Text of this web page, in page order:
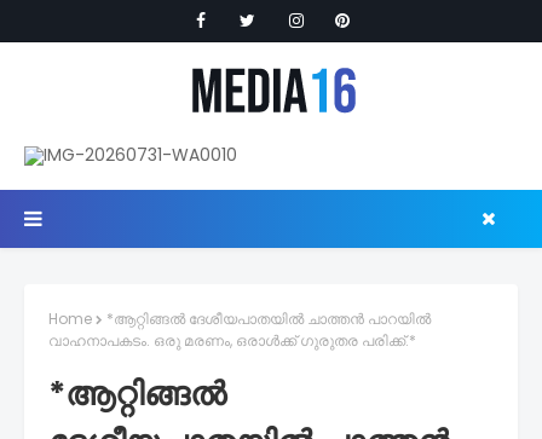
Home
*ആറ്റിങ്ങൽ ദേശീയപാതയിൽ ചാത്തൻ പാറയിൽ
വാഹനാപകടം. ഒരു മരണം, ഒരാൾക്ക് ഗുരുതര പരിക്ക്.*
*ആറ്റിങ്ങൽ